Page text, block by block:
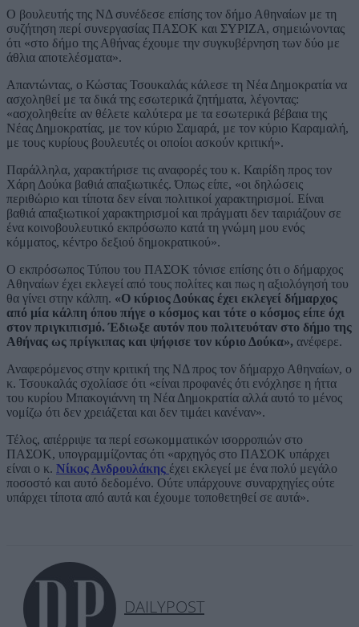
Ο βουλευτής της ΝΔ συνέδεσε επίσης τον δήμο Αθηναίων με τη
συζήτηση περί συνεργασίας ΠΑΣΟΚ και ΣΥΡΙΖΑ, σημειώνοντας
ότι «στο δήμο της Αθήνας έχουμε την συγκυβέρνηση των δύο με
άθλια αποτελέσματα».
Απαντώντας, ο Κώστας Τσουκαλάς κάλεσε τη Νέα Δημοκρατία να
ασχοληθεί με τα δικά της εσωτερικά ζητήματα, λέγοντας:
«ασχοληθείτε αν θέλετε καλύτερα με τα εσωτερικά βέβαια της
Νέας Δημοκρατίας, με τον κύριο Σαμαρά, με τον κύριο Καραμαλή,
με τους κυρίους βουλευτές οι οποίοι ασκούν κριτική».
Παράλληλα, χαρακτήρισε τις αναφορές του κ. Καιρίδη προς τον
Χάρη Δούκα βαθιά απαξιωτικές. Όπως είπε, «οι δηλώσεις
περιθώριο και τίποτα δεν είναι πολιτικοί χαρακτηρισμοί. Είναι
βαθιά απαξιωτικοί χαρακτηρισμοί και πράγματι δεν ταιριάζουν σε
ένα κοινοβουλευτικό εκπρόσωπο κατά τη γνώμη μου ενός
κόμματος, κέντρο δεξιού δημοκρατικού».
Ο εκπρόσωπος Τύπου του ΠΑΣΟΚ τόνισε επίσης ότι ο δήμαρχος
Αθηναίων έχει εκλεγεί από τους πολίτες και πως η αξιολόγησή του
θα γίνει στην κάλπη. «Ο κύριος Δούκας έχει εκλεγεί δήμαρχος
από μία κάλπη όπου πήγε ο κόσμος και τότε ο κόσμος είπε όχι
στον πριγκιπισμό. Έδιωξε αυτόν που πολιτευόταν στο δήμο της
Αθήνας ως πρίγκιπας και ψήφισε τον κύριο Δούκα», ανέφερε.
Αναφερόμενος στην κριτική της ΝΔ προς τον δήμαρχο Αθηναίων, ο
κ. Τσουκαλάς σχολίασε ότι «είναι προφανές ότι ενόχλησε η ήττα
του κυρίου Μπακογιάννη τη Νέα Δημοκρατία αλλά αυτό το μένος
νομίζω ότι δεν χρειάζεται και δεν τιμάει κανέναν».
Τέλος, απέρριψε τα περί εσωκομματικών ισορροπιών στο
ΠΑΣΟΚ, υπογραμμίζοντας ότι «αρχηγός στο ΠΑΣΟΚ υπάρχει
είναι ο κ. Νίκος Ανδρουλάκης έχει εκλεγεί με ένα πολύ μεγάλο
ποσοστό και αυτό δεδομένο. Ούτε υπάρχουνε συναρχηγίες ούτε
υπάρχει τίποτα από αυτά και έχουμε τοποθετηθεί σε αυτά».
DAILYPOST